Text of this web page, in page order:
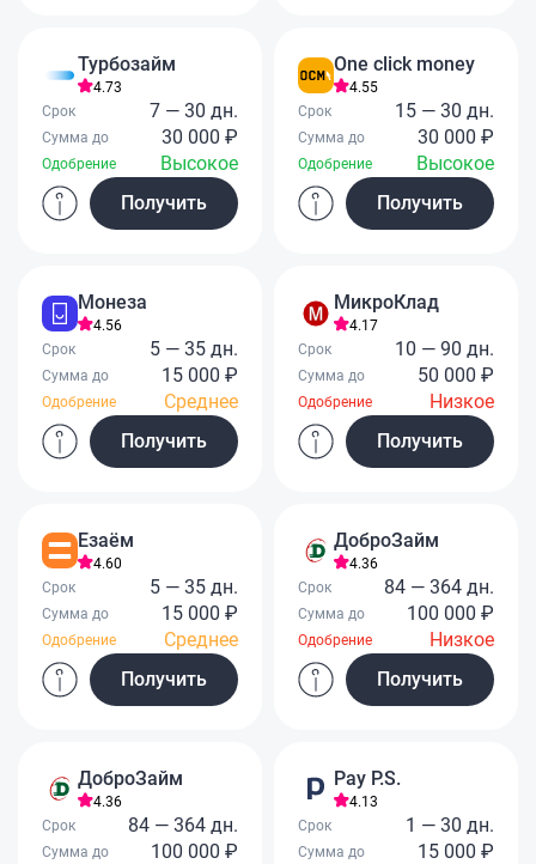
Турбозайм
4.73
Срок
7 — 30 дн.
Сумма до 30 000 ₽
Одобрение
Высокое
Получить
One click money
4.55
Срок
15 — 30 дн.
Сумма до 30 000 ₽
Одобрение
Высокое
Получить
Монеза
4.56
Срок
5 — 35 дн.
Сумма до 15 000 ₽
Одобрение
Среднее
Получить
МикроКлад
4.17
Срок
10 — 90 дн.
Сумма до 50 000 ₽
Одобрение
Низкое
Получить
Езаём
4.60
Срок
5 — 35 дн.
Сумма до 15 000 ₽
Одобрение
Среднее
Получить
ДоброЗайм
4.36
Срок
84 — 364 дн.
Сумма до 100 000 ₽
Одобрение
Низкое
Получить
ДоброЗайм
4.36
Срок
84 — 364 дн.
Сумма до 100 000 ₽
Pay P.S.
4.13
Срок
1 — 30 дн.
Сумма до 15 000 ₽